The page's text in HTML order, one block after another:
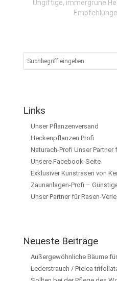
Ungiftige, immergrüne
Links
Unser Pflanzenversand
Heckenpflanzen Profi
Naturach-Profi Unser
Unsere Facebook-Seite
Exklusiver Kunstrasen von
Zaunanlagen-Profi –
Unser Partner für Rasen-
Neueste Beiträge
Außergewöhnliche Bäume
Lederstrauch / Ptelea trifoliata